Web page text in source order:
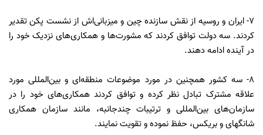
۷- ایران و روسیه از نقش سازنده چین و میزبانی‌اش از نشست پکن تقدیر
کردند. سه دولت توافق کردند که مشورت‌ها و همکاری‌های نزدیک خود را
در آینده ادامه دهند.
۸- سه کشور همچنین در مورد موضوعات منطقه‌ای و بین‌المللی مورد
علاقه مشترک تبادل نظر کرده و توافق کردند همکاری‌های خود را در
سازمان‌های بین‌المللی و ترتیبات چندجانبه، مانند سازمان همکاری
شانگهای و بریکس، حفظ نموده و تقویت نمایند.